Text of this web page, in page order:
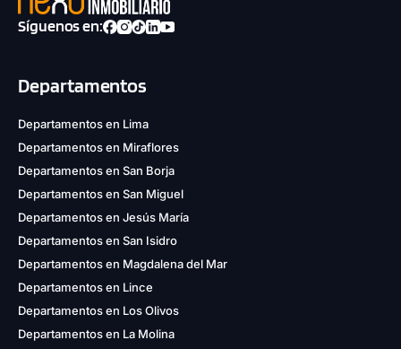
Síguenos en:
Departamentos
Departamentos en Lima
Departamentos en Miraflores
Departamentos en San Borja
Departamentos en San Miguel
Departamentos en Jesús María
Departamentos en San Isidro
Departamentos en Magdalena del Mar
Departamentos en Lince
Departamentos en Los Olivos
Departamentos en La Molina